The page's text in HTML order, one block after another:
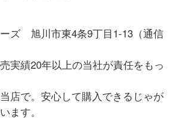
ズ 旭川市東4条9丁目1-13（通信
実績20年以上の当社が責任をもっ
店で。安心して購入できるじゃが
ます。